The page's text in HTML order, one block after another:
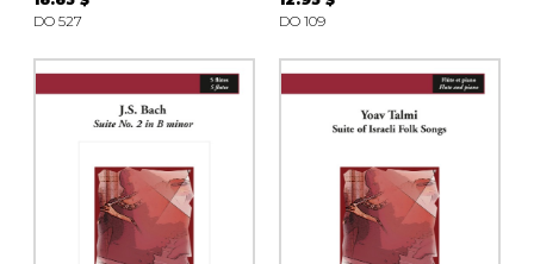
DO 527
DO 109